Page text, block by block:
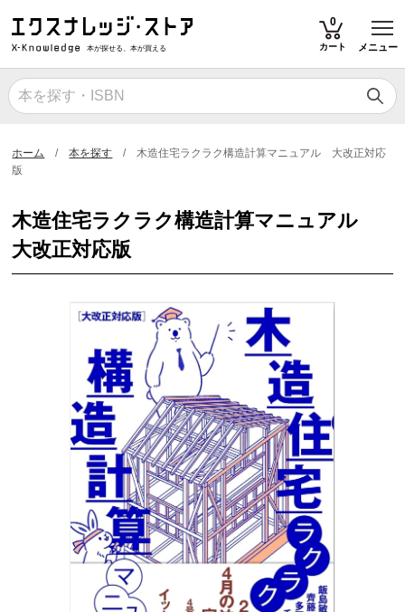
本が探せる、本が買える
0
カート メニュー
ホーム 本を探す
木造住宅ラクラク構造計算マニュアル 大改正対応
版
木造住宅ラクラク構造計算マニュアル
大改正対応版